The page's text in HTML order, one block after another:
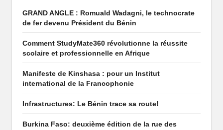
ai
GRAND ANGLE : Romuald Wadagni, le technocrate
de fer devenu Président du Bénin
Comment StudyMate360 révolutionne la réussite
scolaire et professionnelle en Afrique
Manifeste de Kinshasa : pour un Institut
international de la Francophonie
Infrastructures: Le Bénin trace sa route!
Burkina Faso: deuxième édition de la rue des